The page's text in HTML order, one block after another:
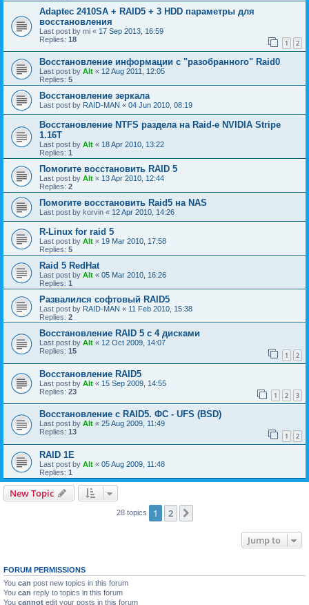
Adaptec 2410SA + RAID5 + 3 HDD параметры для
восстановления
Last post by mi « 17 Sep 2013, 16:59
Replies: 18 1 2
Восстановление информации с "разобранного" Raid0
Last post by Alt « 12 Aug 2011, 12:05
Replies: 5
Восстановление зеркала
Last post by RAID-MAN « 04 Jun 2010, 08:19
Восстановление NTFS раздела на Raid-е NVIDIA Stripe
1.16Т
Last post by Alt « 18 Apr 2010, 13:22
Replies: 1
Помогите восстановить RAID 5
Last post by Alt « 13 Apr 2010, 12:44
Replies: 2
Помогите восстановить Raid5 на NAS
Last post by korvin « 12 Apr 2010, 14:26
R-Linux for raid 5
Last post by Alt « 19 Mar 2010, 17:58
Replies: 5
Raid 5 RedHat
Last post by Alt « 05 Mar 2010, 16:26
Replies: 1
Развалился софтовый RAID5
Last post by RAID-MAN « 11 Feb 2010, 15:38
Replies: 2
Восстановление RAID 5 с 4 дисками
Last post by Alt « 12 Oct 2009, 14:07
Replies: 15 1 2
Восстановление RAID5
Last post by Alt « 15 Sep 2009, 14:55
Replies: 23 1 2 3
Восстановление с RAID5. ФС - UFS (BSD)
Last post by Alt « 25 Aug 2009, 11:49
Replies: 13 1 2
RAID 1E
Last post by Alt « 05 Aug 2009, 11:48
Replies: 1
New Topic
28 topics 1 2
Jump to
FORUM PERMISSIONS
You can post new topics in this forum
You can reply to topics in this forum
You cannot edit your posts in this forum